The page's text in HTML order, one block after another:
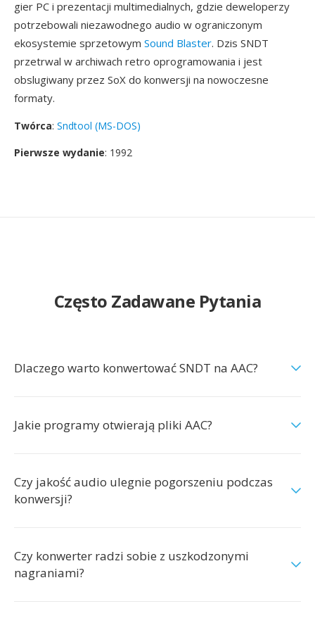
gier PC i prezentacji multimedialnych, gdzie deweloperzy
potrzebowali niezawodnego audio w ograniczonym
ekosystemie sprzetowym Sound Blaster. Dzis SNDT
przetrwal w archiwach retro oprogramowania i jest
obslugiwany przez SoX do konwersji na nowoczesne
formaty.
Twórca: Sndtool (MS-DOS)
Pierwsze wydanie: 1992
Często Zadawane Pytania
Dlaczego warto konwertować SNDT na AAC?
Jakie programy otwierają pliki AAC?
Czy jakość audio ulegnie pogorszeniu podczas
konwersji?
Czy konwerter radzi sobie z uszkodzonymi
nagraniami?